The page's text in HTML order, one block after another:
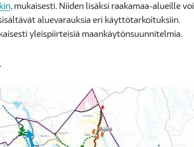
, mukaisesti. Niiden lisäksi raakamaa-alueille voi
aluevarauksia eri käyttötarkoituksiin.
yleispiirteisiä maankäytönsuunnitelmia.
.